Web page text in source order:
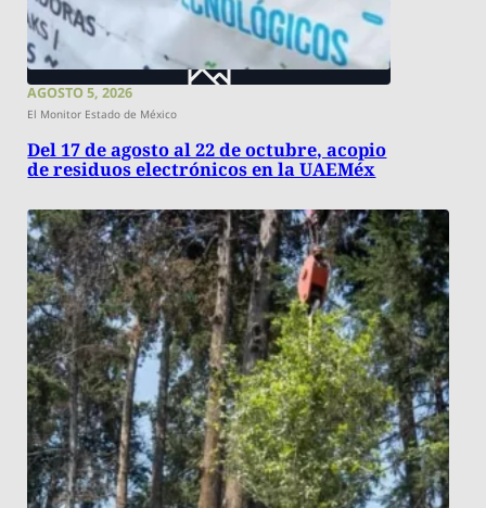
AGOSTO 5, 2026
El Monitor Estado de México
Del 17 de agosto al 22 de octubre, acopio
de residuos electrónicos en la UAEMéx